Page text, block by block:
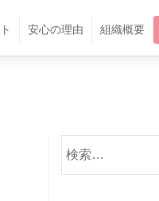
安心の理由 組織概要
索: